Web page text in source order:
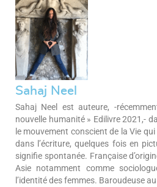
Sahaj Neel
Sahaj Neel est auteure, -
nouvelle humanité » Edilivre 2021,-
le mouvement conscient de la Vie
dans l’écriture, quelques fois en
signifie spontanée. Française
Asie notamment comme
l’identité des femmes. Baroudeuse